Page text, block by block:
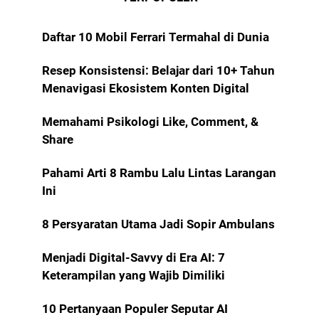
Daftar 10 Mobil Ferrari Termahal di Dunia
Resep Konsistensi: Belajar dari 10+ Tahun
Menavigasi Ekosistem Konten Digital
Memahami Psikologi Like, Comment, &
Share
Pahami Arti 8 Rambu Lalu Lintas Larangan
Ini
8 Persyaratan Utama Jadi Sopir Ambulans
Menjadi Digital-Savvy di Era AI: 7
Keterampilan yang Wajib Dimiliki
10 Pertanyaan Populer Seputar AI